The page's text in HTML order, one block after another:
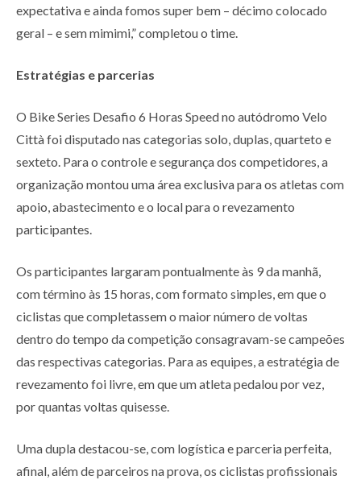
expectativa e ainda fomos super bem – décimo colocado
geral – e sem mimimi,” completou o time.
Estratégias e parcerias
O Bike Series Desafio 6 Horas Speed no autódromo Velo
Città foi disputado nas categorias solo, duplas, quarteto e
sexteto. Para o controle e segurança dos competidores, a
organização montou uma área exclusiva para os atletas com
apoio, abastecimento e o local para o revezamento
participantes.
Os participantes largaram pontualmente às 9 da manhã,
com término às 15 horas, com formato simples, em que o
ciclistas que completassem o maior número de voltas
dentro do tempo da competição consagravam-se campeões
das respectivas categorias. Para as equipes, a estratégia de
revezamento foi livre, em que um atleta pedalou por vez,
por quantas voltas quisesse.
Uma dupla destacou-se, com logística e parceria perfeita,
afinal, além de parceiros na prova, os ciclistas profissionais